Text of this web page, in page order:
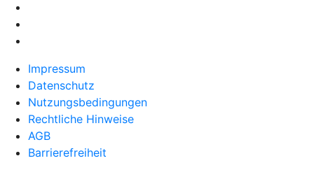
Impressum
Datenschutz
Nutzungsbedingungen
Rechtliche Hinweise
AGB
Barrierefreiheit